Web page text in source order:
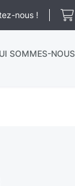
nous !
SOMMES-